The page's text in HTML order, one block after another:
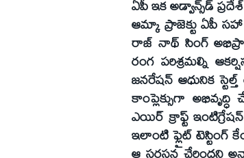
ఏపీ ఇక అడ్వాన్స్‌డ్
ఆమ్కా ప్రాజెక్టు ఏపీ
రాజ్ నాథ్ సింగ్
రంగ పరిశ్రమల్ని
జనరేషన్ ఆధునిక
కాంప్లెక్సుగా
ఎయిర్ క్రాఫ్ట్
ఇలాంటి ఫ్లైట్ టెస్టింగ్
ఆ సరసన చేరిందని